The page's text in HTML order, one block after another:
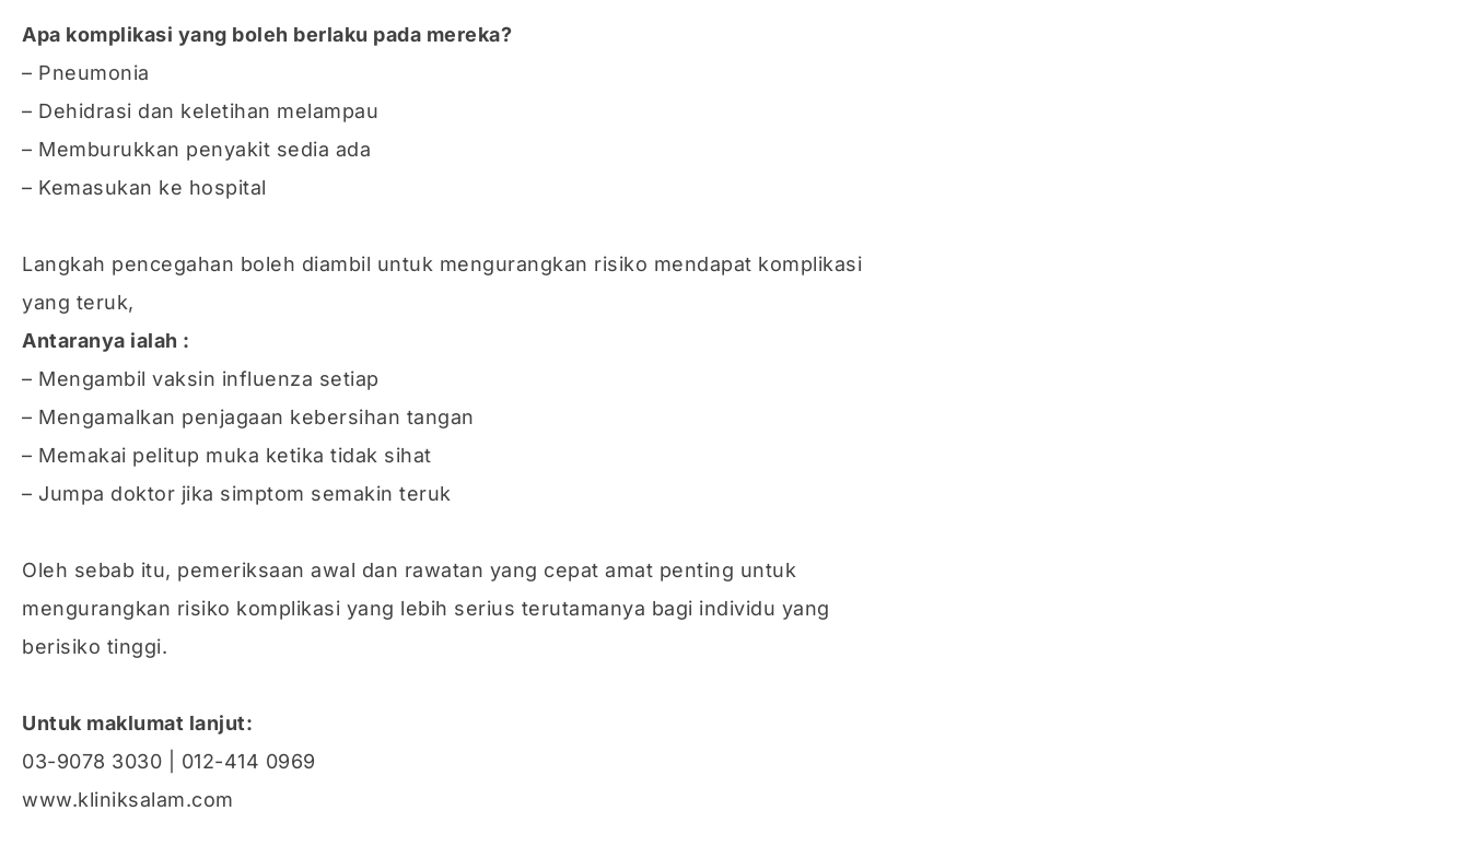
Apa komplikasi yang boleh berlaku pada mereka?
– Pneumonia
– Dehidrasi dan keletihan melampau
– Memburukkan penyakit sedia ada
– Kemasukan ke hospital
Langkah pencegahan boleh diambil untuk mengurangkan risiko mendapat komplikasi
yang teruk,
Antaranya ialah :
– Mengambil vaksin influenza setiap
– Mengamalkan penjagaan kebersihan tangan
– Memakai pelitup muka ketika tidak sihat
– Jumpa doktor jika simptom semakin teruk
Oleh sebab itu, pemeriksaan awal dan rawatan yang cepat amat penting untuk
mengurangkan risiko komplikasi yang lebih serius terutamanya bagi individu yang
berisiko tinggi.
Untuk maklumat lanjut:
03-9078 3030 | 012-414 0969
www.kliniksalam.com